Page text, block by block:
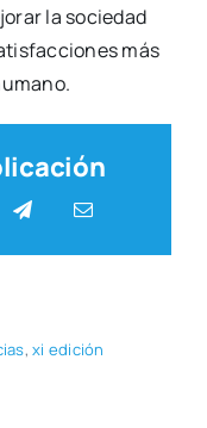
la socie­dad
más
,xi edi­ción